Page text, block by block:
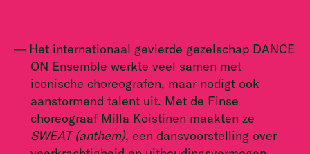
Het internationaal gevierde gezelschap DANCE
ON Ensemble werkte veel samen met
iconische choreografen, maar nodigt ook
aanstormend talent uit. Met de Finse
choreograaf Milla Koistinen maakten ze
SWEAT (anthem), een dansvoorstelling over